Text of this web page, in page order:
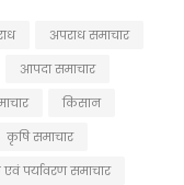
अपराध समाचार
आपदा समाचार
किसान
कृषि समाचार
पर्यावरण समाचार